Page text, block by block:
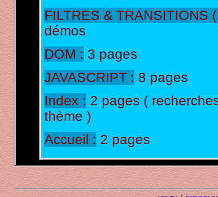
FILTRES & TRANSITIONS
démos
DOM : 3 pages
JAVASCRIPT : 8 pages
Index : 2 pages (
thème )
Accueil : 2 pages